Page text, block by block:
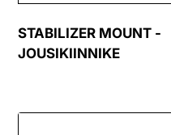
STABILIZER MOUNT -
JOUSIKIINNIKE